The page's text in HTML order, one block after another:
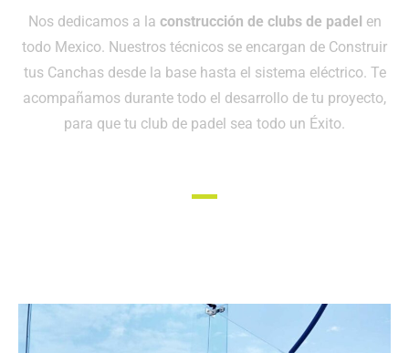
Nos dedicamos a la construcción de clubs de padel en
todo Mexico. Nuestros técnicos se encargan de Construir
tus Canchas desde la base hasta el sistema eléctrico. Te
acompañamos durante todo el desarrollo de tu proyecto,
para que tu club de padel sea todo un Éxito.